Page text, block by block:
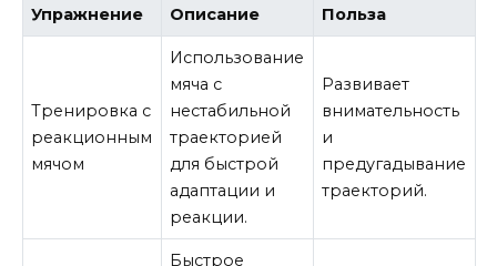
Упражнение Описание Польза
Тренировка с
реакционным
мячом
Использование
мяча с
нестабильной
траекторией
для быстрой
адаптации и
реакции.
Развивает
внимательность
и
предугадывание
траекторий.
Быстрое